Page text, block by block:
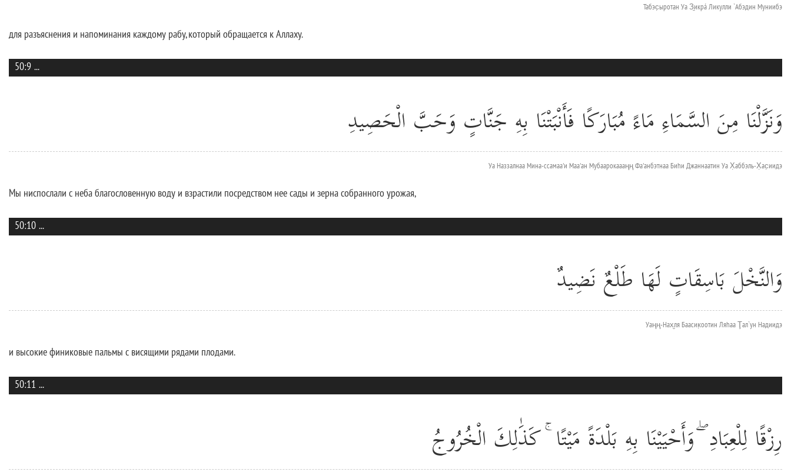
Табэс̣ыротан Уа З̱икрá Ликулли `Абэдин Муниибэ
для разъяснения и напоминания каждому рабу, который обращается к Аллаху.
50:9 ...
وَنَزَّلْنَا مِنَ السَّمَاءِ مَاءً مُبَارَكًا فَأَنْبَتْنَا بِهِ جَنَّاتٍ وَحَبَّ الْحَصِيدِ
Уа Наззалнаа Мина-ссамаа'и Маа'ан Мубаарокаааңң Фа'анбэтнаа Биhи Джаннаатин Уа Х̣аббэль-Х̣ас̣иидэ
Мы ниспослали с неба благословенную воду и взрастили посредством нее сады и зерна собранного урожая,
50:10 ...
وَالنَّخْلَ بَاسِقَاتٍ لَهَا طَلْعٌ نَضِيدٌ
Уаңң-Нах̮ля Баасик̣оотин Ляhаа Ţал`ун Надиидэ
и высокие финиковые пальмы с висящими рядами плодами.
50:11 ...
رِزْقًا لِلْعِبَادِ ۖ وَأَحْيَيْنَا بِهِ بَلْدَةً مَيْتًا ۚ كَذَٰلِكَ الْخُرُوجُ